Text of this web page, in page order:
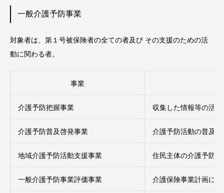
一般介護予防事業
対象者は、第１号被保険者の全ての者及び その支援のための活
動に関わる者。
事業
介護予防把握事業 収集した情報等の活
介護予防普及啓発事業 介護予防活動の普及
地域介護予防活動支援事業 住民主体の介護予防
一般介護予防事業評価事業 介護保険事業計画に